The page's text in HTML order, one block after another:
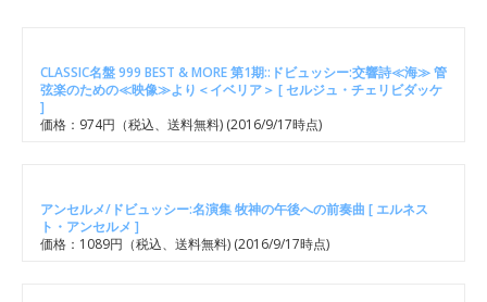
CLASSIC名盤 999 BEST & MORE 第1期::ドビュッシー:交響詩≪海≫ 管
弦楽のための≪映像≫より＜イベリア＞ [ セルジュ・チェリビダッケ
]
価格：974円（税込、送料無料) (2016/9/17時点)
アンセルメ/ドビュッシー:名演集 牧神の午後への前奏曲 [ エルネス
ト・アンセルメ ]
価格：1089円（税込、送料無料) (2016/9/17時点)